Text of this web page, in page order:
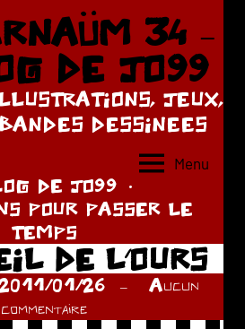
34 –
DE JO99
JEUX,
DESSINEES
Menu
DE JO99
POUR PASSER LE
TEMPS
DE L’OURS
01/26
Aucun
commentaire